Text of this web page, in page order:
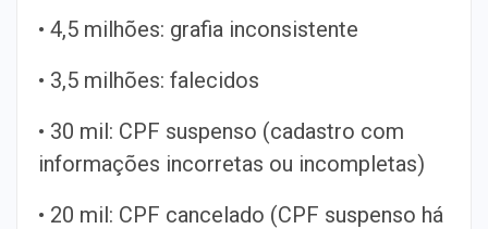
• 4,5 milhões: grafia inconsistente
• 3,5 milhões: falecidos
• 30 mil: CPF suspenso (cadastro com
informações incorretas ou incompletas)
• 20 mil: CPF cancelado (CPF suspenso há